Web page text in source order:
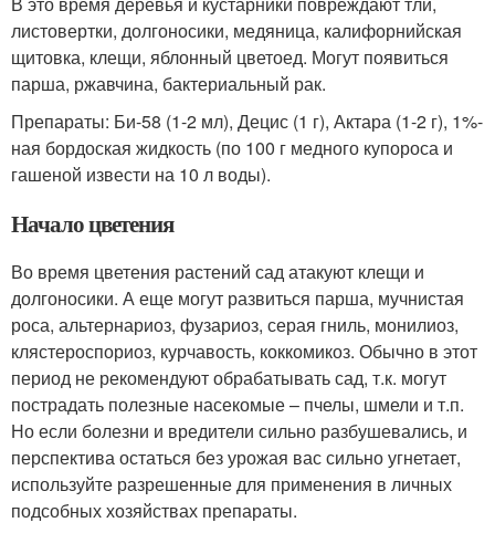
листовертки, долгоносики, медяница, калифорнийская
щитовка, клещи, яблонный цветоед. Могут появиться
парша, ржавчина, бактериальный рак.
Препараты: Би-58 (1-2 мл), Децис (1 г), Актара (1-2 г), 1%-
ная бордоская жидкость (по 100 г медного купороса и
гашеной извести на 10 л воды).
Начало цветения
Во время цветения растений сад атакуют клещи и
долгоносики. А еще могут развиться парша, мучнистая
роса, альтернариоз, фузариоз, серая гниль, монилиоз,
клястероспориоз, курчавость, коккомикоз. Обычно в этот
период не рекомендуют обрабатывать сад, т.к. могут
пострадать полезные насекомые – пчелы, шмели и т.п.
Но если болезни и вредители сильно разбушевались, и
перспектива остаться без урожая вас сильно угнетает,
используйте разрешенные для применения в личных
подсобных хозяйствах препараты.